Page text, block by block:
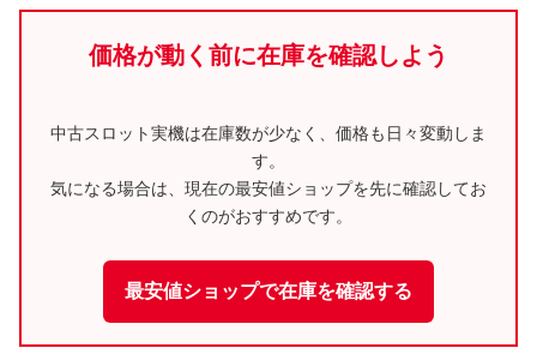
価格が動く前に在庫を確認しよう
中古スロット実機は在庫数が少なく、価格も日々変動しま
す。
気になる場合は、現在の最安値ショップを先に確認してお
くのがおすすめです。
最安値ショップで在庫を確認する